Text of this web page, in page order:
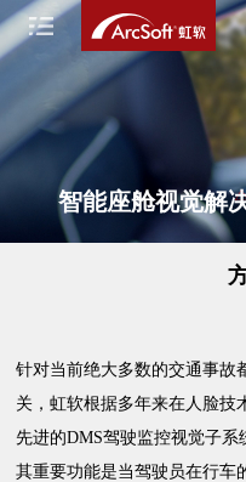
智能座舱视觉解
针对当前绝大多数的交通事故
关，虹软根据多年来在人脸技
先进的DMS驾驶监控视觉子系
其重要功能是当驾驶员在行车